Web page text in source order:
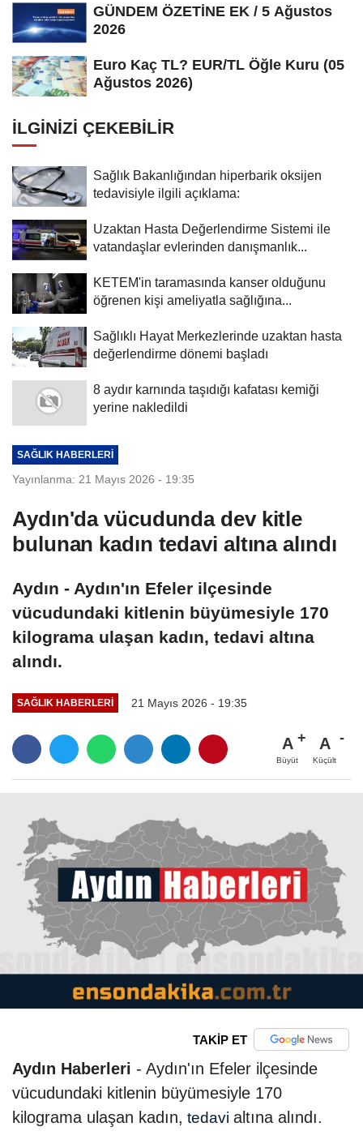
GÜNDEM ÖZETİNE EK / 5 Ağustos
2026
Euro Kaç TL? EUR/TL Öğle Kuru (05
Ağustos 2026)
İLGINIZI ÇEKEBILIR
Sağlık Bakanlığından hiperbarik oksijen
tedavisiyle ilgili açıklama:
Uzaktan Hasta Değerlendirme Sistemi ile
vatandaşlar evlerinden danışmanlık...
KETEM'in taramasında kanser olduğunu
öğrenen kişi ameliyatla sağlığına...
Sağlıklı Hayat Merkezlerinde uzaktan hasta
değerlendirme dönemi başladı
8 aydır karnında taşıdığı kafatası kemiği
yerine nakledildi
SAĞLIK HABERLERI
Yayınlanma: 21 Mayıs 2026 - 19:35
Aydın'da vücudunda dev kitle
bulunan kadın tedavi altına alındı
Aydın - Aydın'ın Efeler ilçesinde
vücudundaki kitlenin büyümesiyle 170
kilograma ulaşan kadın, tedavi altına
alındı.
SAĞLIK HABERLERI 21 Mayıs 2026 - 19:35
A
Büyüt
A
Küçült
TAKİP ET
Aydın Haberleri - Aydın'ın Efeler ilçesinde
vücudundaki kitlenin büyümesiyle 170
kilograma ulaşan kadın, tedavi altına alındı.